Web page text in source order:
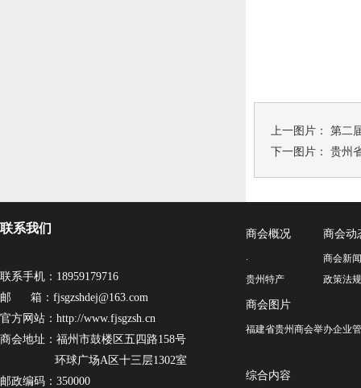
上一图片： 第二
下一图片： 贵州
联系我们
联系手机：18959179716
邮 箱：fjsgzshdej@163.com
官方网站：http://www.fjsgzsh.cn
商会地址：福州市鼓楼区五四路158号
环球广场A区十三层1302室
邮政编码：350000
商会概况
·
贵州特产
商会动
商会新闻
政策法规
商会图片
福建省贵州商会举办企业
综合内容